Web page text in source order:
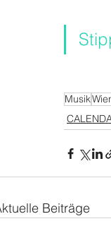
Musik
Beiträge